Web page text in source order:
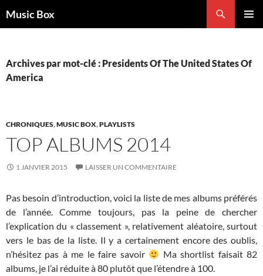
auMusic Box
Archives par mot-clé : Presidents Of The United States Of
America
CHRONIQUES,MUSIC BOX,PLAYLISTS
TOP ALBUMS 2014
1 JANVIER 2015 LAISSER UN COMMENTAIRE
Pas besoin d’introduction, voici la liste de mes albums préférés
de l’année. Comme toujours, pas la peine de chercher
l’explication du « classement », relativement aléatoire, surtout
vers le bas de la liste. Il y a certainement encore des oublis,
n’hésitez pas à me le faire savoir
Ma shortlist faisait 82
albums, je l’ai réduite à 80 plutôt que l’étendre à 100.